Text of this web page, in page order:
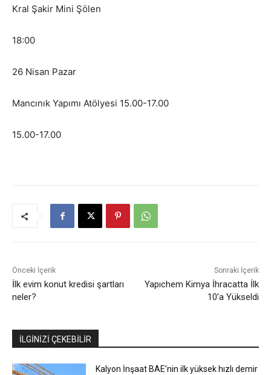
Kral Şakir Mini Şölen
18:00
26 Nisan Pazar
Mancınık Yapımı Atölyesi 15.00-17.00
15.00-17.00
Önceki İçerik
İlk evim konut kredisi şartları
neler?
Sonraki İçerik
Yapıchem Kimya İhracatta İlk
10’a Yükseldi
İLGİNİZİ ÇEKEBİLİR
Kalyon İnşaat BAE’nin ilk yüksek hızlı demir